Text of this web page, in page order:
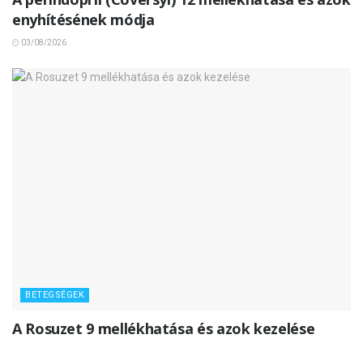
enyhítésének módja
03/08/2026
BETEGSÉGEK
A Rosuzet 9 mellékhatása és azok kezelése